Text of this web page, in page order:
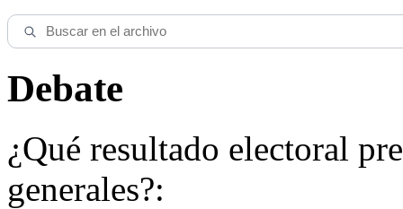
Debate
¿Qué resultado electoral
generales?: